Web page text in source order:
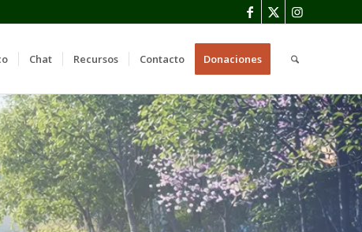
Chat Recursos Contacto Donaciones